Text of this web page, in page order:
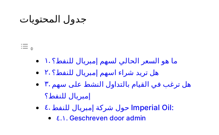
جدول المحتويات
ما هو السعر الحالي لسهم إمبريال للنفط؟
هل تريد شراء اسهم إمبريال للنفط؟
هل ترغب في القيام بالتداول النشط على سهم
إمبريال للنفط؟
حول شركة إمبريال للنفط Imperial Oil:
Geschreven door admin